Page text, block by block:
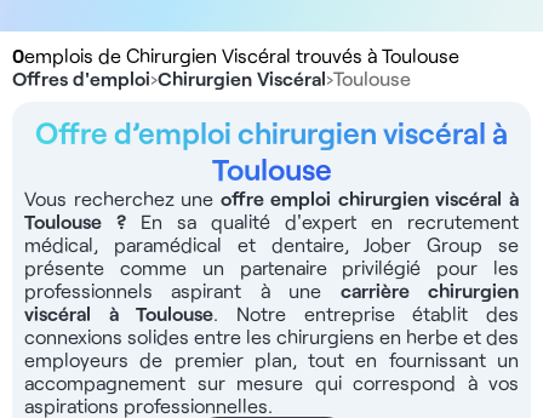
0emplois de Chirurgien Viscéral trouvés à Toulouse
Offres d'emploi›Chirurgien Viscéral›Toulouse
Offre d’emploi chirurgien viscéral à
Toulouse
Vous recherchez une offre emploi chirurgien viscéral à
Toulouse
? En sa qualité d'expert en recrutement
médical, paramédical et dentaire, Jober Group se
présente comme un partenaire privilégié pour les
professionnels aspirant à une carrière chirurgien
viscéral à Toulouse. Notre entreprise établit des
connexions solides entre les chirurgiens en herbe et des
employeurs de premier plan, tout en fournissant un
accompagnement sur mesure qui correspond à vos
aspirations professionnelles.